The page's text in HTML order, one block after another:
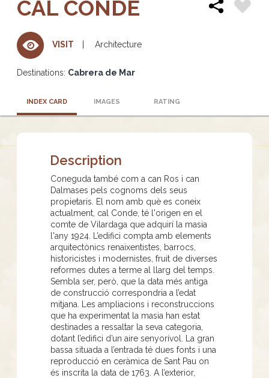
CAL CONDE
VISIT Architecture
Destinations: Cabrera de Mar
INDEX CARD IMAGES RATING
Description
Coneguda també com a can Ros i can
Dalmases pels cognoms dels seus
propietaris. El nom amb què es coneix
actualment, cal Conde, té l'origen en el
comte de Vilardaga que adquirí la masia
l'any 1924. L’edifici compta amb elements
arquitectònics renaixentistes, barrocs,
historicistes i modernistes, fruit de diverses
reformes dutes a terme al llarg del temps.
Sembla ser, però, que la data més antiga
de construcció correspondria a l’edat
mitjana. Les ampliacions i reconstruccions
que ha experimentat la masia han estat
destinades a ressaltar la seva categoria,
dotant l’edifici d’un aire senyorívol. La gran
bassa situada a l’entrada té dues fonts i una
reproducció en ceràmica de Sant Pau on
és inscrita la data de 1763. A l’exterior,